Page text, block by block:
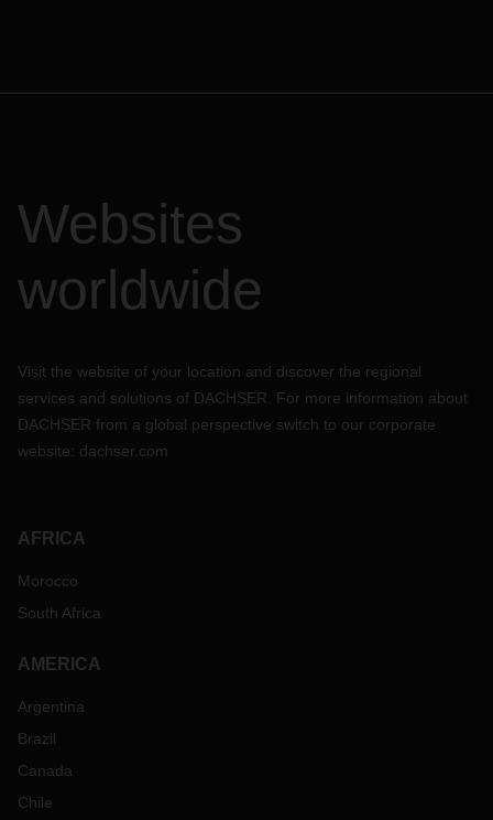
Websites
worldwide
Visit the website of your location and discover the regional
services and solutions of DACHSER. For more information about
DACHSER from a global perspective switch to our corporate
website: dachser.com
AFRICA
Morocco
South Africa
AMERICA
Argentina
Brazil
Canada
Chile